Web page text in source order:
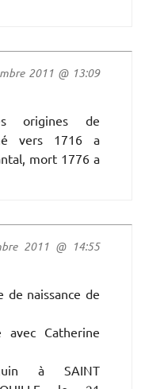
2011 @ 13:09
origines de
vers 1716 a
mort 1776 a
2011 @ 14:55
de naissance de
avec Catherine
à SAINT